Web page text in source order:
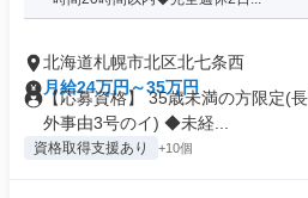
北海道札幌市北区北七条西
月給24万円～35万円
【応募資格】 35歳未満の方限定(
外事由3号のイ) ◆未経...
資格取得支援あり +10個